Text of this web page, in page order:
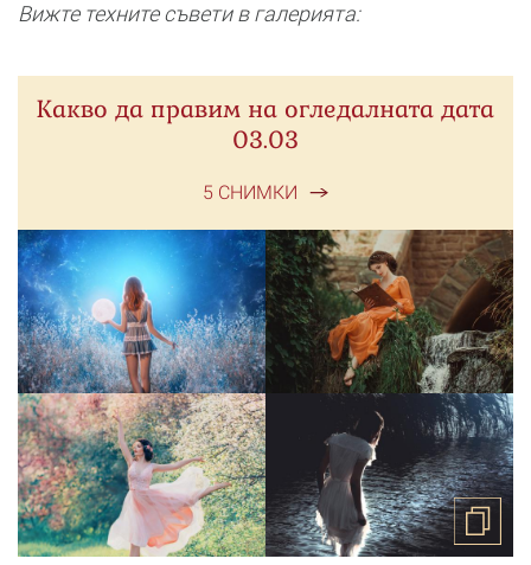
Вижте техните съвети в галерията:
Какво да правим на огледалната дата
03.03
5 СНИМКИ